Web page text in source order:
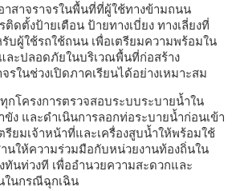
าสาจราจรในพื้นที่ที่ผู้ใช้ทางข้ามถนน
ดตั้งป้ายเตือน ป้ายทางเบี่ยง ทางเลี่ยงที่
บผู้ใช้รถใช้ถนน เพื่อเตรียมความพร้อมใน
ละปลอดภัยในบริเวณพื้นที่ก่อสร้าง
รในช่วงเปิดภาคเรียนได้อย่างเหมาะสม
กโครงการตรวจสอบระบบระบายน้ำใน
ง และดำเนินการลอกท่อระบายน้ำก่อนเข้า
ยมเจ้าหน้าที่และเครื่องสูบน้ำให้พร้อมใช้
นให้ความร่วมมือกับหน่วยงานท้องถิ่นใน
ทันท่วงที เพื่ออำนวยความสะดวกและ
ในกรณีฉุกเฉิน